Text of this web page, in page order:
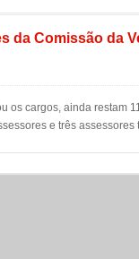
da Comissão da
os cargos, ainda restam
e três assessores